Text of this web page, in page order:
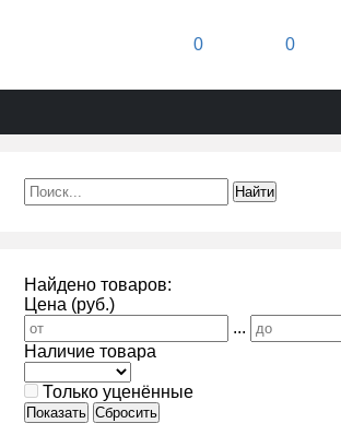
0 0
Найдено товаров:
Цена (руб.)
...
Наличие товара
Только уценённые
Показать Сбросить